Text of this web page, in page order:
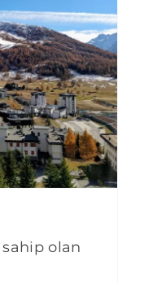
sahip olan